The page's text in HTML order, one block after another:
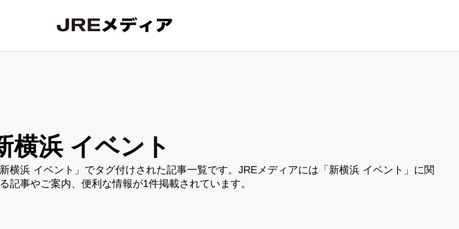
横浜 イベント
横浜 イベント」でタグ付けされた記事一覧です。JREメディアには「新横浜 イベント」に関
記事やご案内、便利な情報が1件掲載されています。